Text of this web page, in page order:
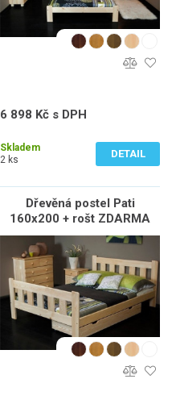
6 898 Kč s DPH
Skladem
2 ks
DETAIL
Dřevěná postel Pati
160x200 + rošt ZDARMA